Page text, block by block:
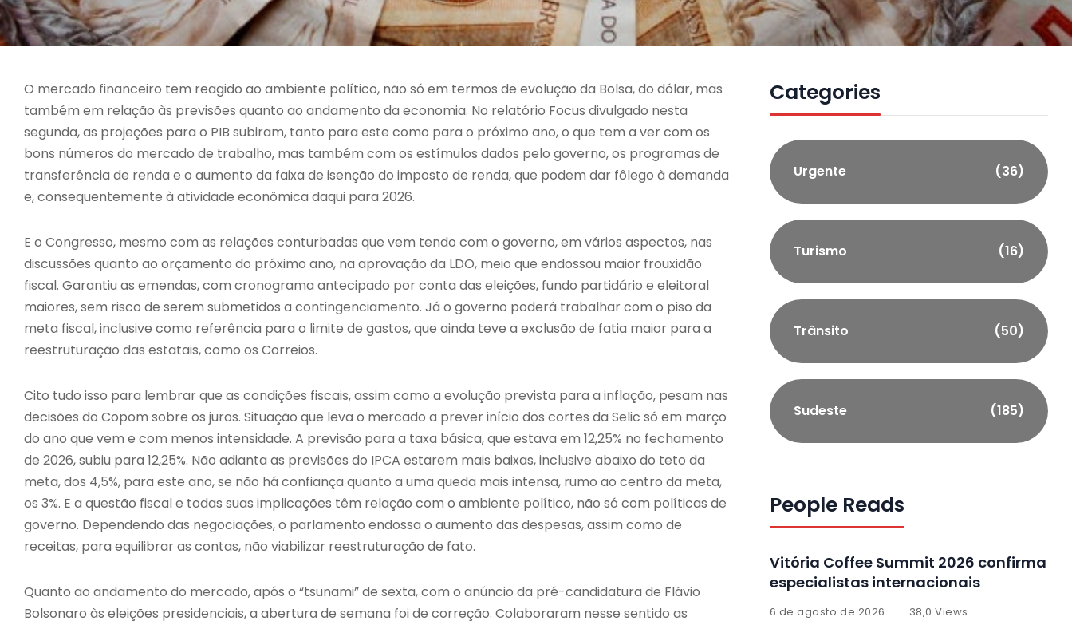
O mercado financeiro tem reagido ao ambiente político, não só em termos de evolução da Bolsa, do dólar, mas
também em relação às previsões quanto ao andamento da economia. No relatório Focus divulgado nesta
segunda, as projeções para o PIB subiram, tanto para este como para o próximo ano, o que tem a ver com os
bons números do mercado de trabalho, mas também com os estímulos dados pelo governo, os programas de
transferência de renda e o aumento da faixa de isenção do imposto de renda, que podem dar fôlego à demanda
e, consequentemente à atividade econômica daqui para 2026.
E o Congresso, mesmo com as relações conturbadas que vem tendo com o governo, em vários aspectos, nas
discussões quanto ao orçamento do próximo ano, na aprovação da LDO, meio que endossou maior frouxidão
fiscal. Garantiu as emendas, com cronograma antecipado por conta das eleições, fundo partidário e eleitoral
maiores, sem risco de serem submetidos a contingenciamento. Já o governo poderá trabalhar com o piso da
meta fiscal, inclusive como referência para o limite de gastos, que ainda teve a exclusão de fatia maior para a
reestruturação das estatais, como os Correios.
Cito tudo isso para lembrar que as condições fiscais, assim como a evolução prevista para a inflação, pesam nas
decisões do Copom sobre os juros. Situação que leva o mercado a prever início dos cortes da Selic só em março
do ano que vem e com menos intensidade. A previsão para a taxa básica, que estava em 12,25% no fechamento
de 2026, subiu para 12,25%. Não adianta as previsões do IPCA estarem mais baixas, inclusive abaixo do teto da
meta, dos 4,5%, para este ano, se não há confiança quanto a uma queda mais intensa, rumo ao centro da meta,
os 3%. E a questão fiscal e todas suas implicações têm relação com o ambiente político, não só com políticas de
governo. Dependendo das negociações, o parlamento endossa o aumento das despesas, assim como de
receitas, para equilibrar as contas, não viabilizar reestruturação de fato.
Quanto ao andamento do mercado, após o “tsunami” de sexta, com o anúncio da pré-candidatura de Flávio
Bolsonaro às eleições presidenciais, a abertura de semana foi de correção. Colaboraram nesse sentido as
Categories
Urgente (36)
Turismo (16)
Trânsito (50)
Sudeste (185)
People Reads
Vitória Coffee Summit 2026 confirma
especialistas internacionais
6 de agosto de 2026 38,0 Views